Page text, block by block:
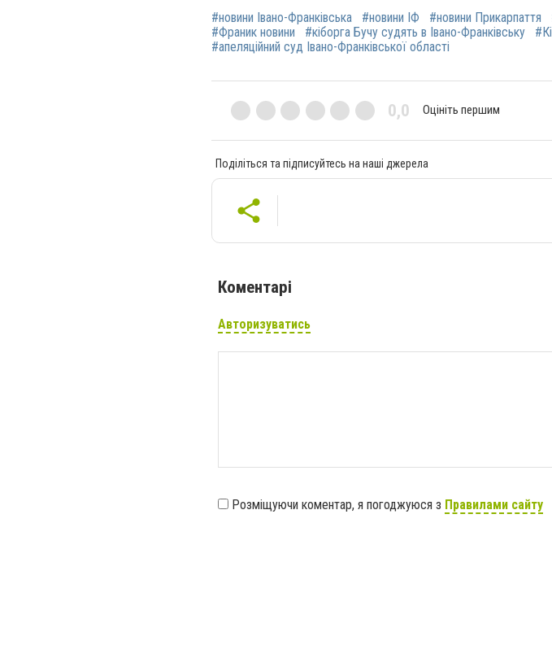
#новини Івано-Франківська #новини ІФ #новини Прикарпаття
#Франик новини
#кіборга Бучу судять в Івано-Франківську
#апеляційний суд Івано-Франківської області
0,0 Оцініть першим
Поділіться та підписуйтесь на наші джерела
Коментарі
Авторизуватись
Розміщуючи коментар, я погоджуюся з Правилами сайту